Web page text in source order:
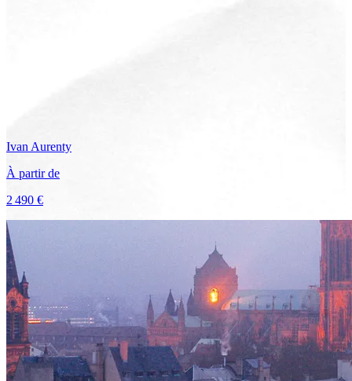
Ivan Aurenty
À partir de
2 490 €
Voir le voyage